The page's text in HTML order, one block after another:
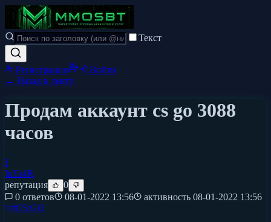
Текст
Регистрация
Войти
← Назад в ленту
Продам аккаунт cs go 3088
часов
I
InTa4R
репутация
0
0 ответов
08-01-2022 13:56 активность 08-01-2022 13:56
#CS:GO